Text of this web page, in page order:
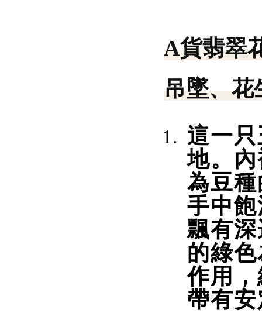
A貨翡翠
吊墜、花
這一
地。
為豆
手中
飄有
的綠
作用
帶有